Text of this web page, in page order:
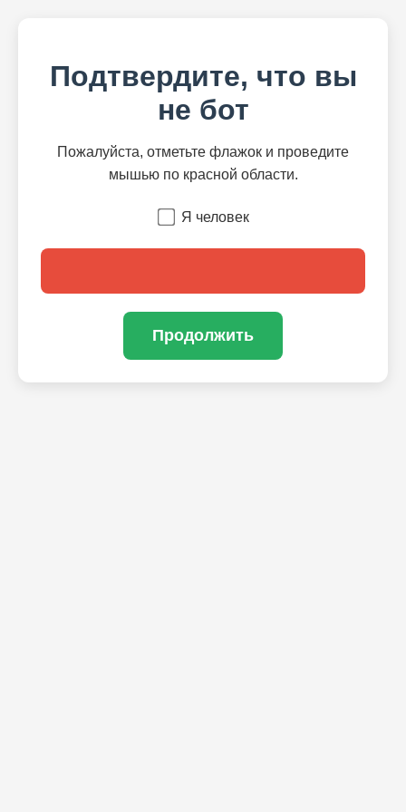
Подтвердите, что вы
не бот
Пожалуйста, отметьте флажок и проведите
мышью по красной области.
Я человек
Продолжить